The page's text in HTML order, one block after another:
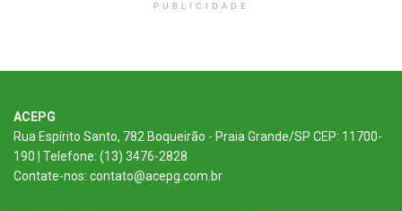
PUBLICIDADE
ACEPG
Rua Espírito Santo, 782 Boqueirão - Praia Grande/SP CEP: 11700-
190 | Telefone: (13) 3476-2828
Contate-nos: contato@acepg.com.br